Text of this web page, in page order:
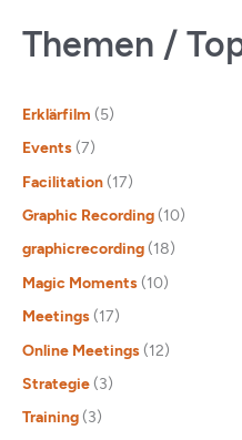
Themen /
Erklärfilm (5)
Events (7)
Facilitation (17)
Graphic Recording (10)
graphicrecording (18)
Magic Moments (10)
Meetings (17)
Online Meetings (12)
Strategie (3)
Training (3)